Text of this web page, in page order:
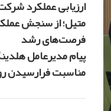
ارزیابی عملکرد
متیل؛ از سنجش
فرصت‌های رشد
پیام مدیرعامل
مناسبت فرارسیدن